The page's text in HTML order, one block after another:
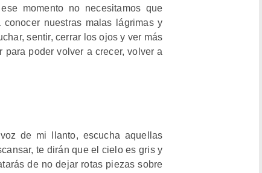
momento no necesitamos que
nuestras malas lágrimas y
sentir, cerrar los ojos y ver más
poder volver a crecer, volver a
de mi llanto, escucha aquellas
te dirán que el cielo es gris y
de no dejar rotas piezas sobre